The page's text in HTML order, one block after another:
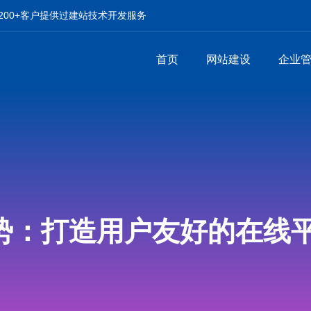
客户提供过建站技术开发服务
首页 网站建设 企业
：打造用户友好的在线